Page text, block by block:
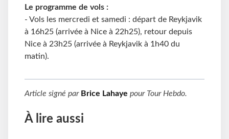
Le programme de vols :
- Vols les mercredi et samedi : départ de Reykjavik
à 16h25 (arrivée à Nice à 22h25), retour depuis
Nice à 23h25 (arrivée à Reykjavik à 1h40 du
matin).
Article signé par Brice Lahaye pour Tour Hebdo.
À lire aussi